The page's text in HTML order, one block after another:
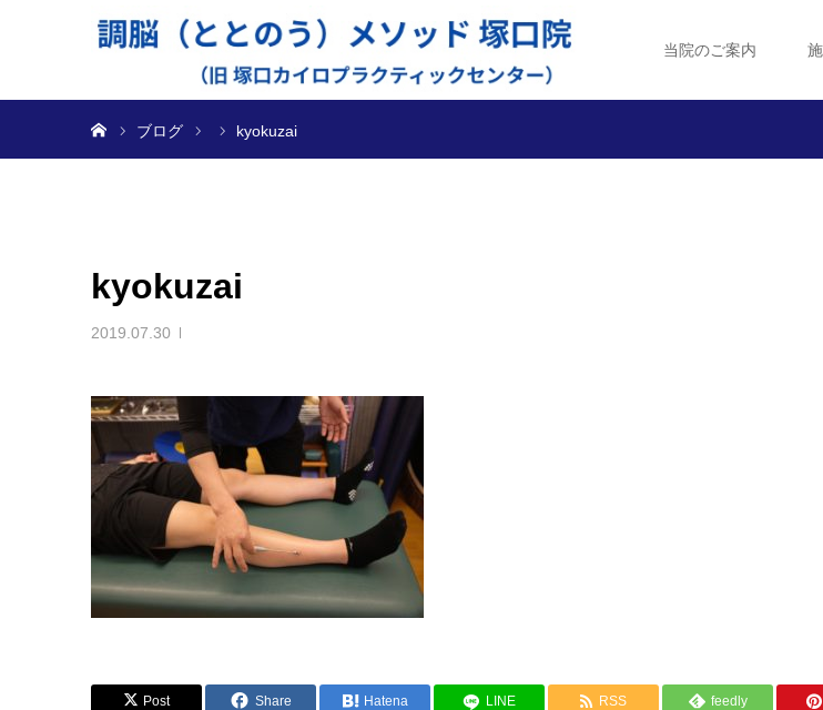
当院のご案内
ブログ kyokuzai
kyokuzai
2019.07.30
Post Share Hatena LINE RSS feedly